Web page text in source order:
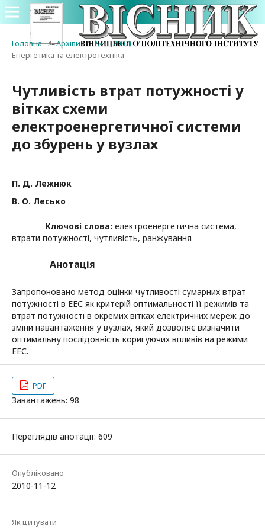
Головна / Архіви / № 6 (2007) /
Енергетика та електротехніка
Чутливість втрат потужності у
вітках схеми
електроенергетичної системи
до збурень у вузлах
П. Д. Лежнюк
В. О. Лесько
Ключові слова: електроенергетична система,
втрати потужності, чутливість, ранжування
Анотація
Запропоновано метод оцінки чутливості сумарних втрат
потужності в ЕЕС як критерій оптимальності її режимів та
втрат потужності в окремих вітках електричних мереж до
зміни навантаження у вузлах, який дозволяє визначити
оптимальну послідовність коригуючих впливів на режими
ЕЕС.
PDF
Завантажень: 98
Переглядів анотації: 609
Опубліковано
2010-11-12
Як цитувати